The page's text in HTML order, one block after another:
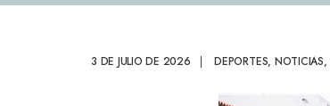
3 DE JULIO DE 2026 | DEPORTES, NOTICIAS,